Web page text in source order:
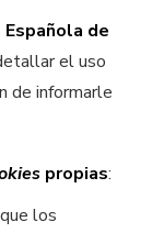
de
el uso
de informarle
propias:
los